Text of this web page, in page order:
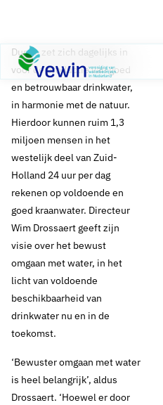
Direct naar content
Terug naar de startpagina
Dunea zet zich dagelijks in
voor de productie van goed
en betrouwbaar drinkwater,
in harmonie met de natuur.
Hierdoor kunnen ruim 1,3
miljoen mensen in het
westelijk deel van Zuid-
Holland 24 uur per dag
rekenen op voldoende en
goed kraanwater. Directeur
Wim Drossaert geeft zijn
visie over het bewust
omgaan met water, in het
licht van voldoende
beschikbaarheid van
drinkwater nu en in de
toekomst.
‘Bewuster omgaan met water
is heel belangrijk’, aldus
Drossaert. ‘Hoewel er door